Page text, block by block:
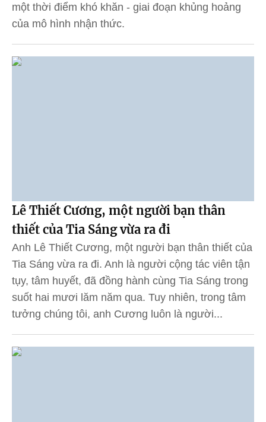
một thời điểm khó khăn - giai đoạn khủng hoảng
của mô hình nhận thức.
Lê Thiết Cương, một người bạn thân
thiết của Tia Sáng vừa ra đi
Anh Lê Thiết Cương, một người bạn thân thiết của
Tia Sáng vừa ra đi. Anh là người cộng tác viên tận
tụy, tâm huyết, đã đồng hành cùng Tia Sáng trong
suốt hai mươi lăm năm qua. Tuy nhiên, trong tâm
tưởng chúng tôi, anh Cương luôn là người...